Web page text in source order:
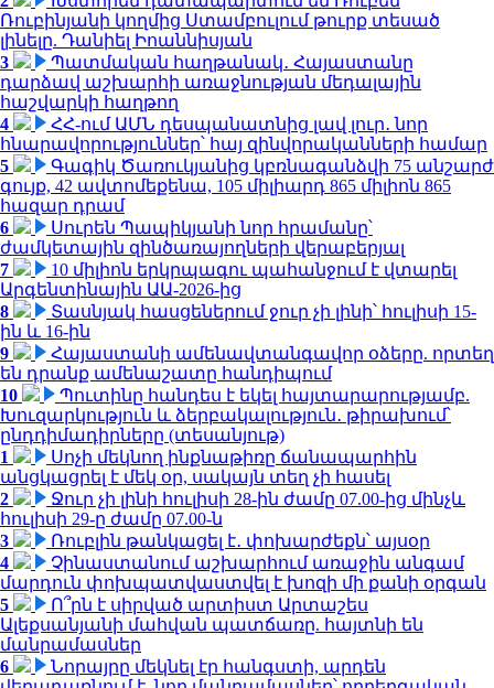
Ռուբինյանի կողմից Ստամբուլում թուրք տեսած
լինելը. Դանիել Իոաննիսյան
3
Պատմական հաղթանակ․ Հայաստանը
դարձավ աշխարհի առաջնության մեդալային
հաշվարկի հաղթող
4
ՀՀ-ում ԱՄՆ դեսպանատնից լավ լուր․ նոր
հնարավորություններ՝ հայ զինվորականների համար
5
Գագիկ Ծառուկյանից կբռնագանձվի 75 անշարժ
գույք, 42 ավտոմեքենա, 105 միլիարդ 865 միլիոն 865
հազար դրամ
6
Սուրեն Պապիկյանի նոր հրամանը՝
ժամկետային զինծառայողների վերաբերյալ
7
10 միլիոն երկրպագու պահանջում է վտարել
Արգենտինային ԱԱ-2026-ից
8
Տասնյակ հասցեներում ջուր չի լինի՝ հուլիսի 15-
ին և 16-ին
9
Հայաստանի ամենավտանգավոր օձերը. որտեղ
են դրանք ամենաշատը հանդիպում
10
Պուտինը հանդես է եկել հայտարարությամբ.
Խուզարկություն և ձերբակալություն․ թիրախում՝
ընդդիմադիրները (տեսանյութ)
1
Սոչի մեկնող ինքնաթիռը ճանապարհին
անցկացրել է մեկ օր, սակայն տեղ չի հասել
2
Ջուր չի լինի հուլիսի 28-ին ժամը 07.00-ից մինչև
հուլիսի 29-ը ժամը 07.00-ն
3
Ռուբլին թանկացել է․ փոխարժեքն՝ այսօր
4
Չինաստանում աշխարհում առաջին անգամ
մարդուն փոխպատվաստվել է խոզի մի քանի օրգան
5
Ո՞րն է սիրված արտիստ Արտաշես
Ալեքսանյանի մահվան պատճառը. հայտնի են
մանրամասներ
6
Նորայրը մեկնել էր հանգստի, արդեն